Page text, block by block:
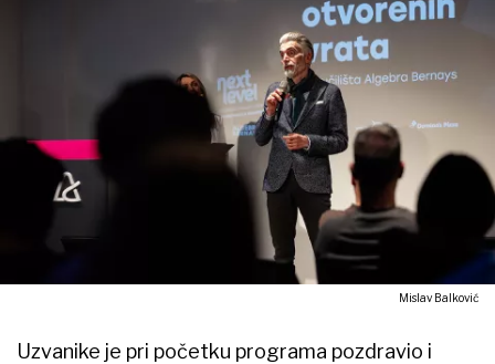
Mislav Balković
Uzvanike je pri početku programa pozdravio i